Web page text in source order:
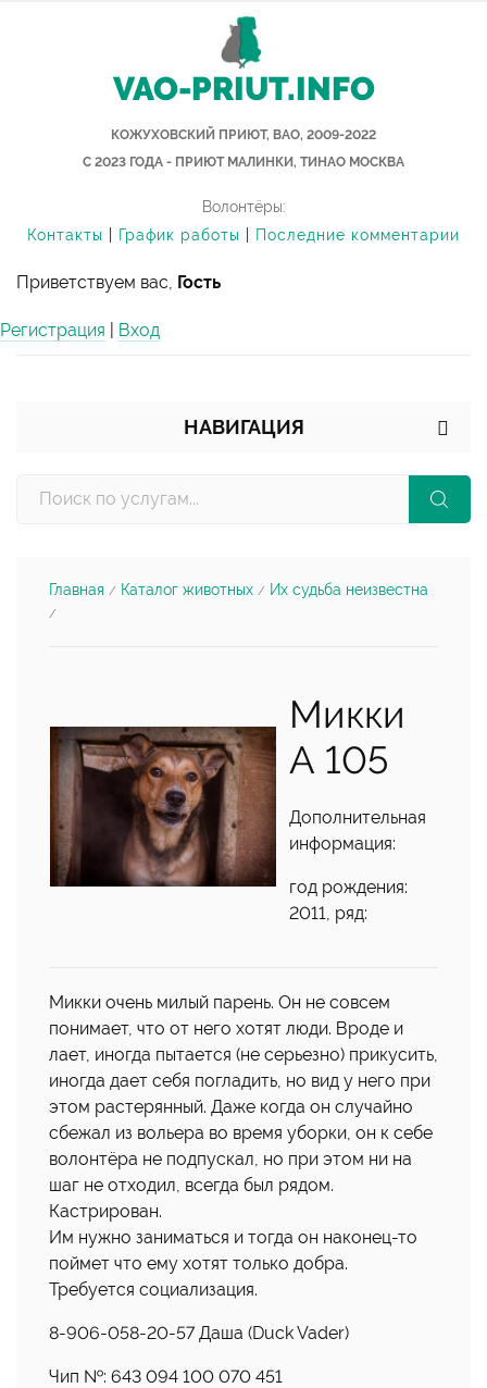
VAO-PRIUT.INFO
КОЖУХОВСКИЙ ПРИЮТ, ВАО, 2009-2022
С 2023 ГОДА - ПРИЮТ МАЛИНКИ, ТИНАО МОСКВА
Волонтёры:
Контакты
График работы Последние комментарии
Приветствуем вас, Гость
Регистрация Вход
НАВИГАЦИЯ
Главная / Каталог животных / Их судьба неизвестна
/
Микки
А 105
Дополнительная
информация:
год рождения:
2011, ряд:
Микки очень милый парень. Он не совсем
понимает, что от него хотят люди. Вроде и
лает, иногда пытается (не серьезно) прикусить,
иногда дает себя погладить, но вид у него при
этом растерянный. Даже когда он случайно
сбежал из вольера во время уборки, он к себе
волонтёра не подпускал, но при этом ни на
шаг не отходил, всегда был рядом.
Кастрирован.
Им нужно заниматься и тогда он наконец-то
поймет что ему хотят только добра.
Требуется социализация.
8-906-058-20-57 Даша (Duck Vader)
Чип №: 643 094 100 070 451